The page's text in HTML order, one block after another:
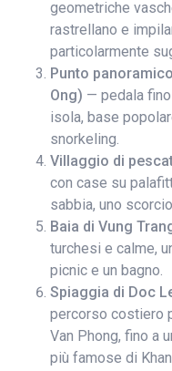
geometriche
rastrellano e
particolarmente
Punto
Ong) — pedala
isola, base
snorkeling.
Villaggio di
con case su
sabbia, uno
Baia di Vung
turchesi e calme,
picnic e un bagno.
Spiaggia di Doc
percorso costiero
Van Phong, fino a
più famose di